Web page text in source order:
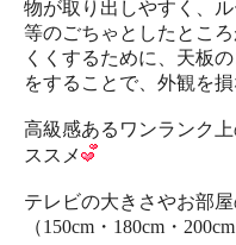
物が取り出しやすく、
等のごちゃとしたとこ
くくするために、天板
をすることで、外観を
高級感あるワンランク
ススメ
テレビの大きさやお部
（150cm・180cm・